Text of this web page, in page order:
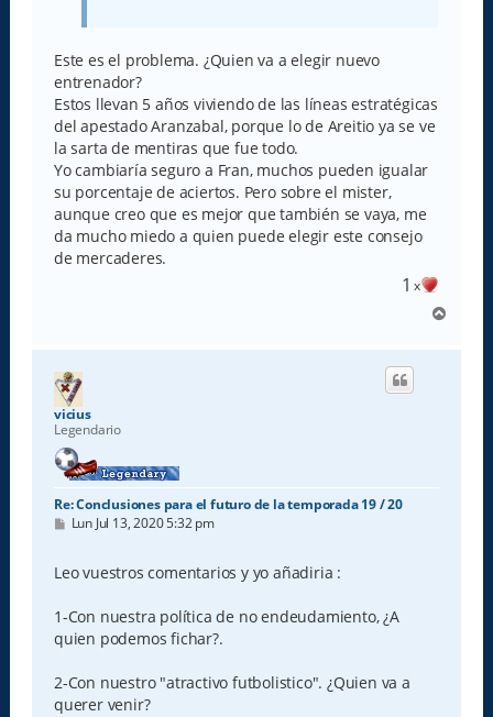
Este es el problema. ¿Quien va a elegir nuevo
entrenador?
Estos llevan 5 años viviendo de las líneas estratégicas
del apestado Aranzabal, porque lo de Areitio ya se ve
la sarta de mentiras que fue todo.
Yo cambiaría seguro a Fran, muchos pueden igualar
su porcentaje de aciertos. Pero sobre el mister,
aunque creo que es mejor que también se vaya, me
da mucho miedo a quien puede elegir este consejo
de mercaderes.
1 x
r
vicius
Legendario
Re: Conclusiones para el futuro de la temporada 19 / 20
M
s
a
e
Lun Jul 13, 2020 5:32 pm
Leo vuestros comentarios y yo añadiria :
1-Con nuestra política de no endeudamiento, ¿A
quien podemos fichar?.
2-Con nuestro "atractivo futbolistico". ¿Quien va a
querer venir?